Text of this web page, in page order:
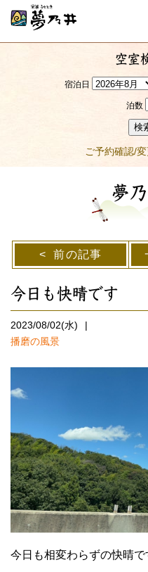
空室
宿泊日
泊数
検
ご予約確認/
夢
前の記事
今日も快晴です
2023/08/02(水)
播磨の風景
今日も相変わらずの快晴で